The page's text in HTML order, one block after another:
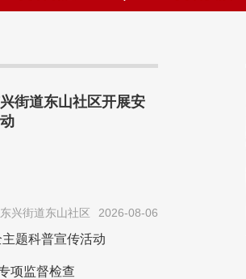
街道东山社区开展安
2026-08-06
兴街道东山社区
题科普宣传活动
项监督检查